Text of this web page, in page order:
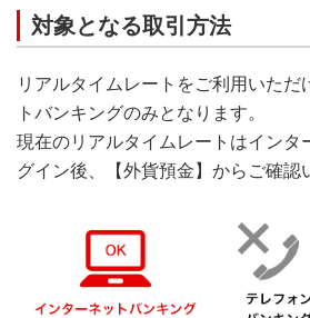
対象となる取引方法
リアルタイムレートをご利用いただ
トバンキングのみとなります。
現在のリアルタイムレートはインタ
グイン後、【外貨預金】からご確認